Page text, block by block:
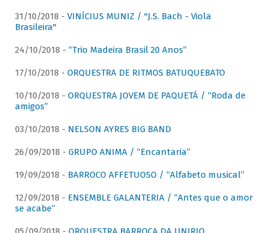
31/10/2018 - VINÍCIUS MUNIZ / "J.S. Bach - Viola
Brasileira"
24/10/2018 - “Trio Madeira Brasil 20 Anos”
17/10/2018 - ORQUESTRA DE RITMOS BATUQUEBATO
10/10/2018 - ORQUESTRA JOVEM DE PAQUETÁ / “Roda de
amigos”
03/10/2018 - NELSON AYRES BIG BAND
26/09/2018 - GRUPO ANIMA / “Encantaria”
19/09/2018 - BARROCO AFFETUOSO / “Alfabeto musical”
12/09/2018 - ENSEMBLE GALANTERIA / “Antes que o amor
se acabe”